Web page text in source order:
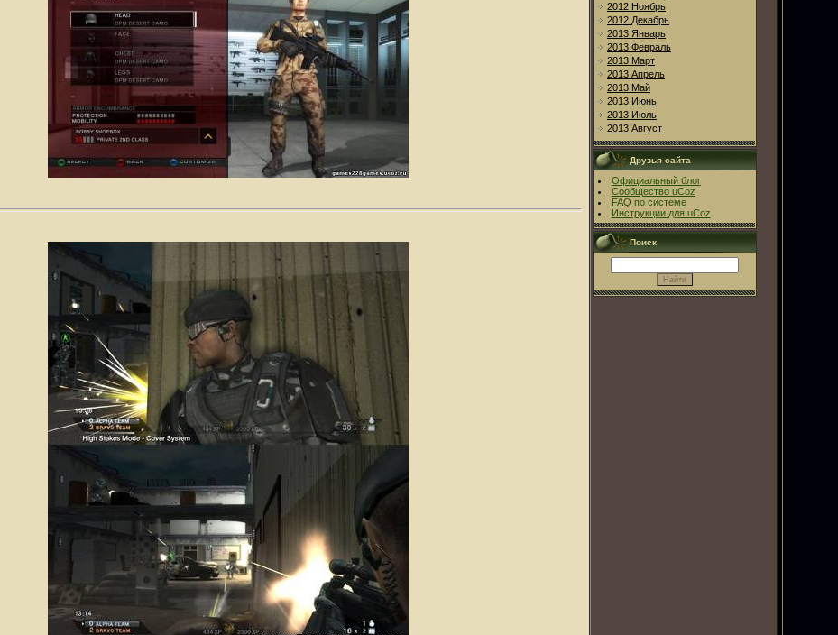
2012 Ноябрь
2012 Декабрь
2013 Январь
2013 Февраль
2013 Март
2013 Апрель
2013 Май
2013 Июнь
2013 Июль
2013 Август
Друзья сайта
Официальный блог
Сообщество uCoz
FAQ по системе
Инструкции для uCoz
Поиск